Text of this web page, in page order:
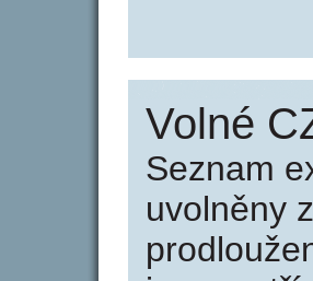
Volné
Seznam
uvolněny